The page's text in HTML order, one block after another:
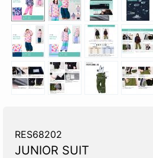
RES68202
JUNIOR SUIT